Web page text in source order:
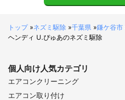
トップ»ネズミ駆除 »千葉県 »鎌ケ谷市
ヘンディ U.ぴゅあのネズミ駆除
個人向け人気カテゴリ
エアコンクリーニング
エアコン取り付け